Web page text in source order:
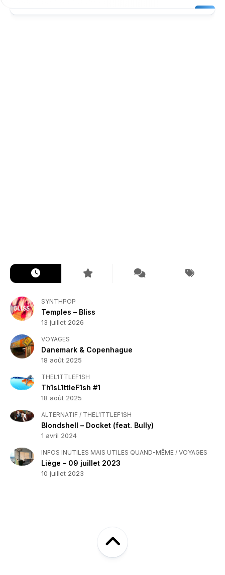
SYNTHPOP
Temples – Bliss
13 juillet 2026
VOYAGES
Danemark & Copenhague
18 août 2025
THEL1TTLEF1SH
Th1sL1ttleF1sh #1
18 août 2025
ALTERNATIF / THEL1TTLEF1SH
Blondshell – Docket (feat. Bully)
1 avril 2024
INFOS INUTILES MAIS UTILES QUAND-MÊME / VOYAGES
Liège – 09 juillet 2023
10 juillet 2023